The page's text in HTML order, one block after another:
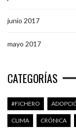
junio 2017
mayo 2017
CATEGORÍAS
#FICHERO
CLIMA CRÓNICA